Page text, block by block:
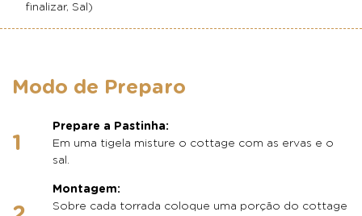
finalizar, Sal)
Modo de Preparo
Prepare a Pastinha:
Em uma tigela misture o cottage com as ervas e o
sal.
Montagem:
Sobre cada torrada coloque uma porção do cottage